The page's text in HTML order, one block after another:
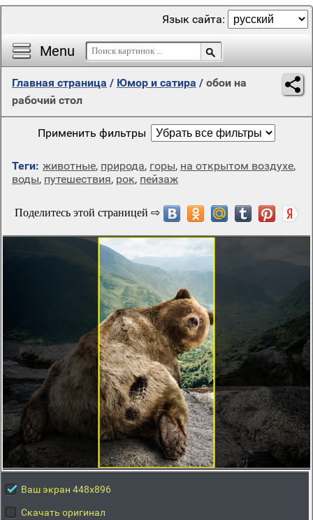
Menu
Язык сайта:
Главная страница / Юмор и сатира / обои на
рабочий стол
Применить фильтры
Теги: животные, природа, горы, на открытом воздухе,
воды, путешествия, рок, пейзаж
Ваш экран 448x896
Скачать оригинал